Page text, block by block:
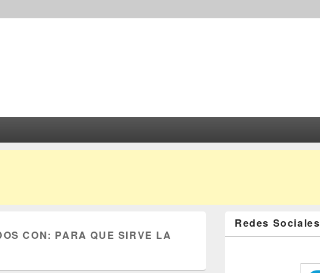
CON: PARA QUE SIRVE LA
Redes Sociales